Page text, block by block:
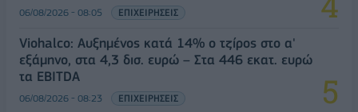
06/08/2026 - 08:05 ΕΠΙΧΕΙΡΗΣΕΙΣ
Viohalco: Αυξημένος κατά 14% ο τζίρος στο α'
εξάμηνο, στα 4,3 δισ. ευρώ – Στα 446 εκατ. ευρώ
τα EBITDA
06/08/2026 - 08:23 ΕΠΙΧΕΙΡΗΣΕΙΣ